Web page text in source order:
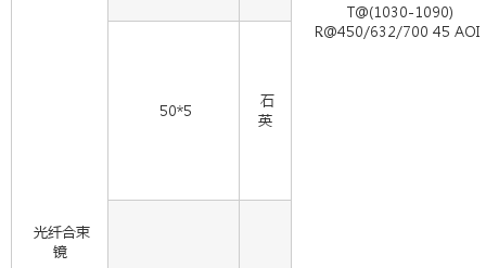
光纤合束
镜
T@(1030-1090)
R@450/632/700 45 AOI
50*5
石
英